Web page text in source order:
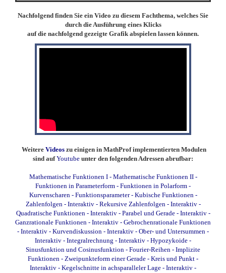
Nachfolgend finden Sie ein Video zu diesem Fachthema, welches Sie
durch die Ausführung eines Klicks
auf die nachfolgend gezeigte Grafik abspielen lassen können.
Weitere Videos zu einigen in MathProf implementierten Modulen
sind aufYoutube unter den folgenden Adressen abrufbar:
Mathematische Funktionen I- Mathematische Funktionen II-
Funktionen in Parameterform - Funktionen in Polarform -
Kurvenscharen- Funktionsparameter- Kubische Funktionen-
Zahlenfolgen - Interaktiv- Rekursive Zahlenfolgen - Interaktiv-
Quadratische Funktionen - Interaktiv- Parabel und Gerade - Interaktiv-
Ganzrationale Funktionen - Interaktiv - Gebrochenrationale Funktionen
- Interaktiv - Kurvendiskussion - Interaktiv - Ober- und Untersummen -
Interaktiv - Integralrechnung - Interaktiv - Hypozykoide -
Sinusfunktion und Cosinusfunktion - Fourier-Reihen - Implizite
Funktionen - Zweipunkteform einer Gerade - Kreis und Punkt -
Interaktiv - Kegelschnitte in achsparalleler Lage - Interaktiv -